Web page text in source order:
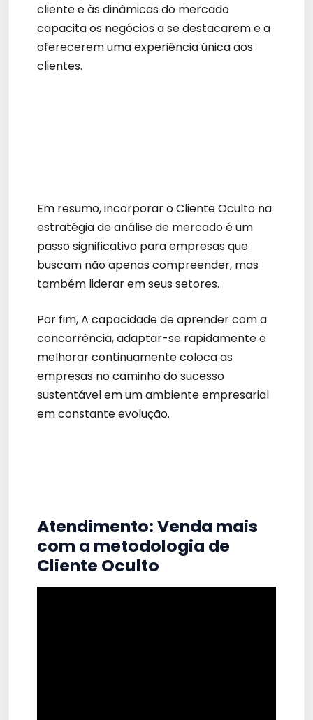
cliente e às dinâmicas do mercado
capacita os negócios a se destacarem e a
oferecerem uma experiência única aos
clientes.
Em resumo, incorporar o Cliente Oculto na
estratégia de análise de mercado é um
passo significativo para empresas que
buscam não apenas compreender, mas
também liderar em seus setores.
Por fim, A capacidade de aprender com a
concorrência, adaptar-se rapidamente e
melhorar continuamente coloca as
empresas no caminho do sucesso
sustentável em um ambiente empresarial
em constante evolução.
Atendimento: Venda mais
com a metodologia de
Cliente Oculto